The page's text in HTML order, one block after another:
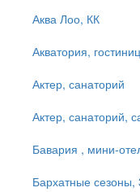
Аква Лоо, КК
Акватория,
Актер, санаторий
Актер, санаторий,
Бавария , мини-
Бархатные сезоны,